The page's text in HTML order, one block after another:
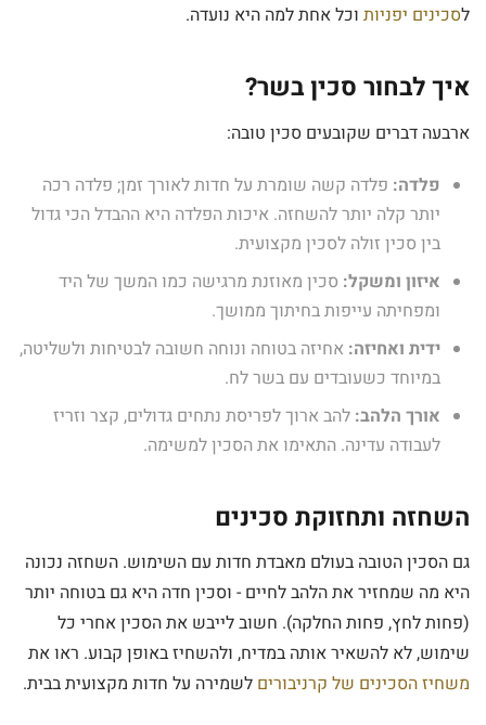
לסכינים יפניות וכל אחת למה היא נועדה.
איך לבחור סכין בשר?
ארבעה דברים שקובעים סכין טובה:
פלדה: פלדה קשה שומרת על חדות לאורך זמן; פלדה רכה
יותר קלה יותר להשחזה. איכות הפלדה היא ההבדל הכי גדול
בין סכין זולה לסכין מקצועית.
איזון ומשקל: סכין מאוזנת מרגישה כמו המשך של היד
ומפחיתה עייפות בחיתוך ממושך.
ידית ואחיזה: אחיזה בטוחה ונוחה חשובה לבטיחות ולשליטה,
במיוחד כשעובדים עם בשר לח.
אורך הלהב: להב ארוך לפריסת נתחים גדולים, קצר וזריז
לעבודה עדינה. התאימו את הסכין למשימה.
השחזה ותחזוקת סכינים
גם הסכין הטובה בעולם מאבדת חדות עם השימוש. השחזה נכונה
היא מה שמחזיר את הלהב לחיים - וסכין חדה היא גם בטוחה יותר
(פחות לחץ, פחות החלקה). חשוב לייבש את הסכין אחרי כל
שימוש, לא להשאיר אותה במדיח, ולהשחיז באופן קבוע. ראו את
משחיז הסכינים של קרניבורים לשמירה על חדות מקצועית בבית.